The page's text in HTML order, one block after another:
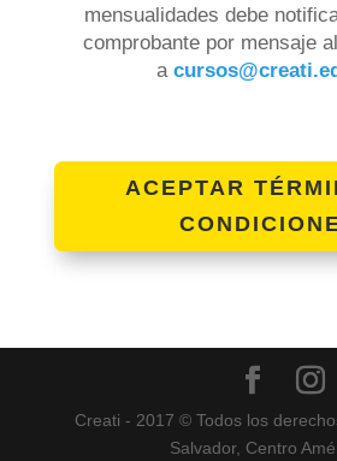
mensualidades debe
comprobante por mensaje
a
ACEPTAR
Creati - 2017 © Todos los
Salvador, Centro